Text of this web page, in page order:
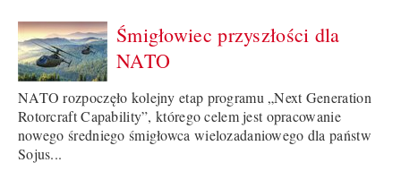
Śmigłowiec przyszłości dla
NATO
NATO rozpoczęło kolejny etap programu „Next Generation
Rotorcraft Capability”, którego celem jest opracowanie
nowego średniego śmigłowca wielozadaniowego dla państw
Sojus...